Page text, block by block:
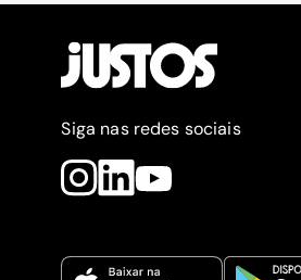
Siga nas redes sociais